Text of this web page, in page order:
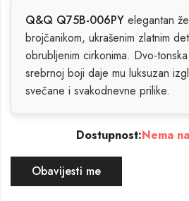
Q&Q Q75B-006PY elegantan
brojčanikom, ukrašenim zlatnim
obrubljenim cirkonima. Dvo-
srebrnoj boji daje mu luksuzan
svečane i svakodnevne prilike.
Dostupnost:Nema
Obavijesti me